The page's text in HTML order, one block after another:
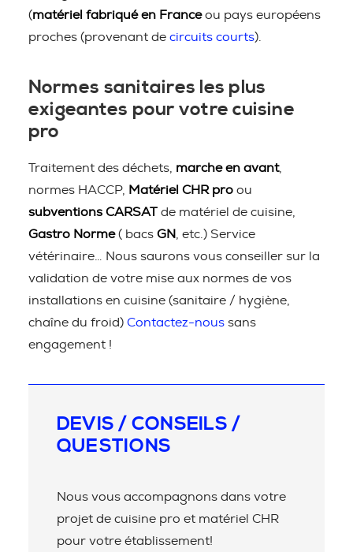
(matériel fabriqué en Franceou pays européens
proches (provenant de circuits courts).
Normes sanitaires les plus
exigeantes pour votre cuisine
pro
Traitement des déchets, marche en avant,
normes HACCP,
Matériel CHR pro ou
subventions CARSAT de matériel de cuisine,
Gastro Norme( bacs GN
, etc.) Service
vétérinaire… Nous saurons vous conseiller sur la
validation de votre mise aux normes de vos
installations en cuisine (sanitaire / hygiène,
chaîne du froid) Contactez-nous sans
engagement !
DEVIS / CONSEILS /
QUESTIONS
Nous vous accompagnons dans votre
projet de cuisine pro et matériel CHR
pour votre établissement!